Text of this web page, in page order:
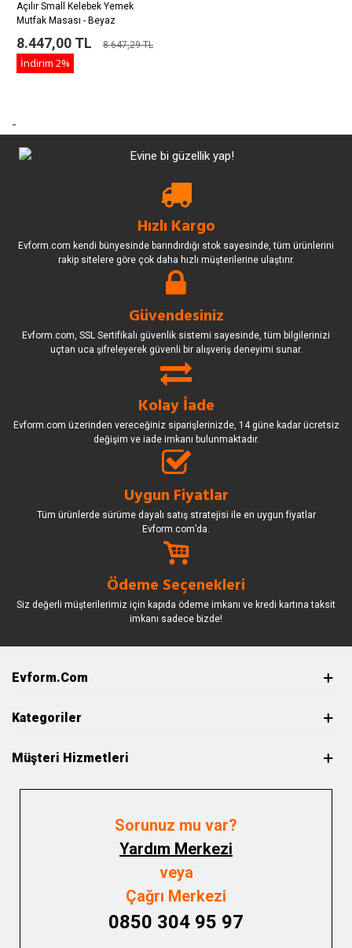
Açılır Small Kelebek Yemek
Mutfak Masası - Beyaz
8.447,00 TL 8.647,29 TL
İndirim 2%
-
Hızlı Kargo
Evform.com kendi bünyesinde barındırdığı stok sayesinde, tüm ürünlerini
rakip sitelere göre çok daha hızlı müşterilerine ulaştırır.
Güvendesiniz
Evform.com, SSL Sertifikalı güvenlik sistemi sayesinde, tüm bilgilerinizi
uçtan uca şifreleyerek güvenli bir alışveriş deneyimi sunar.
Kolay İade
Evform.com üzerinden vereceğiniz siparişlerinizde, 14 güne kadar ücretsiz
değişim ve iade imkanı bulunmaktadır.
Uygun Fiyatlar
Tüm ürünlerde sürüme dayalı satış stratejisi ile en uygun fiyatlar
Evform.com’da.
Ödeme Seçenekleri
Siz değerli müşterilerimiz için kapıda ödeme imkanı ve kredi kartına taksit
imkanı sadece bizde!
Evform.com
Kategoriler
Müşteri Hizmetleri
Sorunuz mu var?
Yardım Merkezi
veya
Çağrı Merkezi
0850 304 95 97